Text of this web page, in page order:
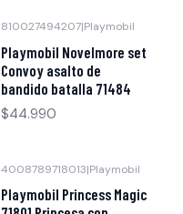
810027494207|Playmobil
Playmobil Novelmore set
Convoy asalto de
bandido batalla 71484
$44.990
4008789718013|Playmobil
Playmobil Princess Magic